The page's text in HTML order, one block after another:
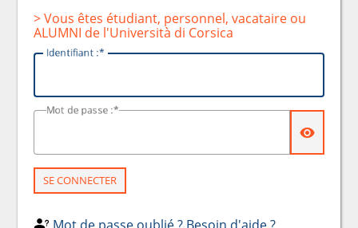
> Vous êtes étudiant, personnel, vacataire ou
ALUMNI de l'Università di Corsica
Identifiant :
Mot de passe :
SE CONNECTER